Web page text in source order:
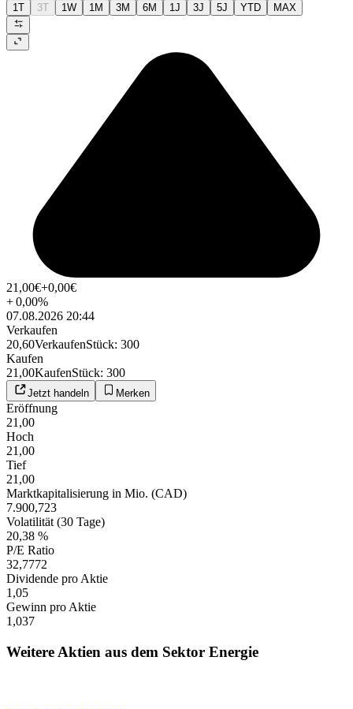
1T 3T 1W 1M 3M 6M 1J 3J 5J YTD MAX
21,00€+0,00€
+0,00%
07.08.2026 20:44
Verkaufen
20,60VerkaufenStück: 300
Kaufen
21,00KaufenStück: 300
Jetzt handeln Merken
Eröffnung
21,00
Hoch
21,00
Tief
21,00
Marktkapitalisierung in Mio. (CAD)
7.900,723
Volatilität (30 Tage)
20,38 %
P/E Ratio
32,7772
Dividende pro Aktie
1,05
Gewinn pro Aktie
1,037
Weitere Aktien aus dem Sektor Energie